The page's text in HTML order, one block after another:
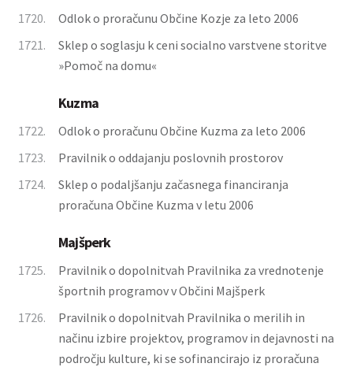
1720.
Odlok o proračunu Občine Kozje za leto 2006
1721.
Sklep o soglasju k ceni socialno varstvene storitve
»Pomoč na domu«
Kuzma
1722.
Odlok o proračunu Občine Kuzma za leto 2006
1723.
Pravilnik o oddajanju poslovnih prostorov
1724.
Sklep o podaljšanju začasnega financiranja
proračuna Občine Kuzma v letu 2006
Majšperk
1725.
Pravilnik o dopolnitvah Pravilnika za vrednotenje
športnih programov v Občini Majšperk
1726.
Pravilnik o dopolnitvah Pravilnika o merilih in
načinu izbire projektov, programov in dejavnosti na
področju kulture, ki se sofinancirajo iz proračuna